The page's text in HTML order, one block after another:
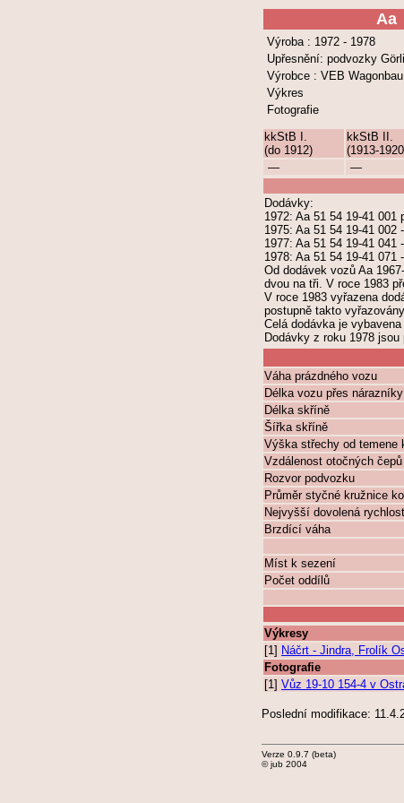
Aa
Výroba : 1972 - 1978
Upřesnění: podvozky
Výrobce : VEB
Výkres
Fotografie
kkStB I.
(do 1912)
kkStB II.
(1913-
—
—
Dodávky:
1972: Aa 51 54 19-41 001
1975: Aa 51 54 19-41 002
1977: Aa 51 54 19-41 041
1978: Aa 51 54 19-41 071
Od dodávek vozů Aa
dvou na tři. V roce 1983
V roce 1983 vyřazena
postupně takto
Celá dodávka je
Dodávky z roku 1978
Váha prázdného vozu
Délka vozu přes nárazníky
Délka skříně
Šířka skříně
Výška střechy od temene
Vzdálenost otočných čepů
Rozvor podvozku
Průměr styčné kružnice
Nejvyšší dovolená
Brzdící váha
Míst k sezení
Počet oddílů
Výkresy
[1] Náčrt - Jindra, Frolík
Fotografie
[1] Vůz 19-10 154-4 v
Poslední modifikace:
Verze 0.9.7 (beta)
© jub 2004